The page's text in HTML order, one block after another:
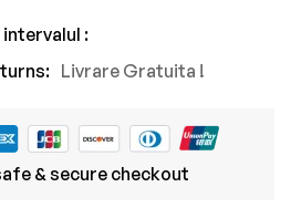
:
Livrare Gratuita !
& secure checkout